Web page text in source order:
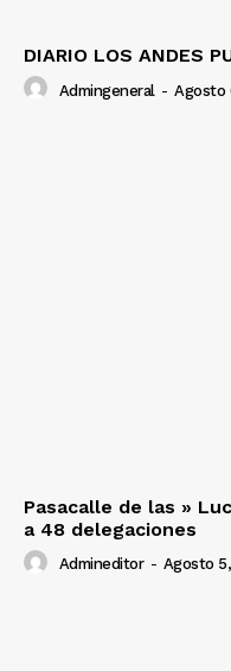
DIARIO LOS ANDES
Admingeneral - Agosto
Pasacalle de las »
a 48 delegaciones
Admineditor - Agosto